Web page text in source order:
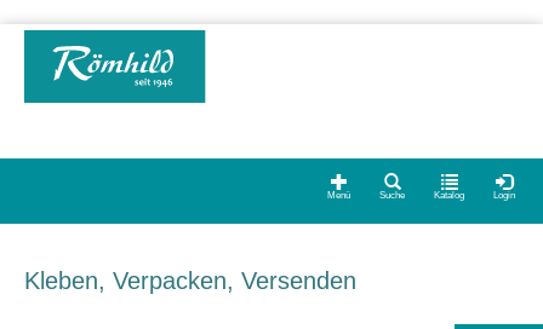
Login
Katalog
Suche
Menü
Kleben, Verpacken, Versenden